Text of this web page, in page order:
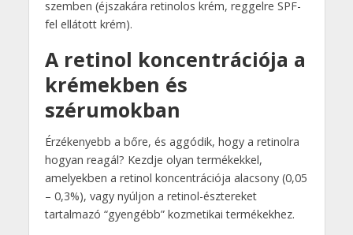
szemben (éjszakára retinolos krém, reggelre SPF-
fel ellátott krém).
A retinol koncentrációja a
krémekben és
szérumokban
Érzékenyebb a bőre, és aggódik, hogy a retinolra
hogyan reagál? Kezdje olyan termékekkel,
amelyekben a retinol koncentrációja alacsony (0,05
– 0,3%), vagy nyúljon a retinol-észtereket
tartalmazó “gyengébb” kozmetikai termékekhez.